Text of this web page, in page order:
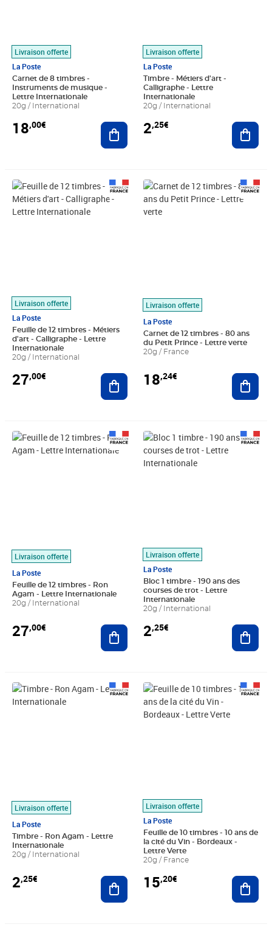
Livraison offerte
La Poste
Carnet de 8 timbres -
Instruments de musique -
Lettre Internationale
20g / International
18,00€ Ajouter au panier
Livraison offerte
La Poste
Timbre - Métiers d'art -
Calligraphe - Lettre
Internationale
20g / International
2,25€
Livraison offerte
La Poste
Feuille de 12 timbres - Métiers
d'art - Calligraphe - Lettre
Internationale
20g / International
27,00€
Prix 27,00€
Ajouter au panier
Livraison offerte
La Poste
Carnet de 12 timbres - 80 ans
du Petit Prince - Lettre verte
20g / France
18,24€
Prix 18,24€
Livraison offerte
La Poste
Feuille de 12 timbres - Ron
Agam - Lettre Internationale
20g / International
27,00€
Prix 27,00€
Ajouter au panier
Livraison offerte
La Poste
Bloc 1 timbre - 190 ans des
courses de trot - Lettre
Internationale
20g / International
2,25€
Prix 2,25€
Livraison offerte
La Poste
Timbre - Ron Agam - Lettre
Internationale
20g / International
2,25€
Prix 2,25€
Ajouter au panier
Livraison offerte
La Poste
Feuille de 10 timbres - 10 ans de
la cité du Vin - Bordeaux -
Lettre Verte
20g / France
15,20€
Prix 15,20€